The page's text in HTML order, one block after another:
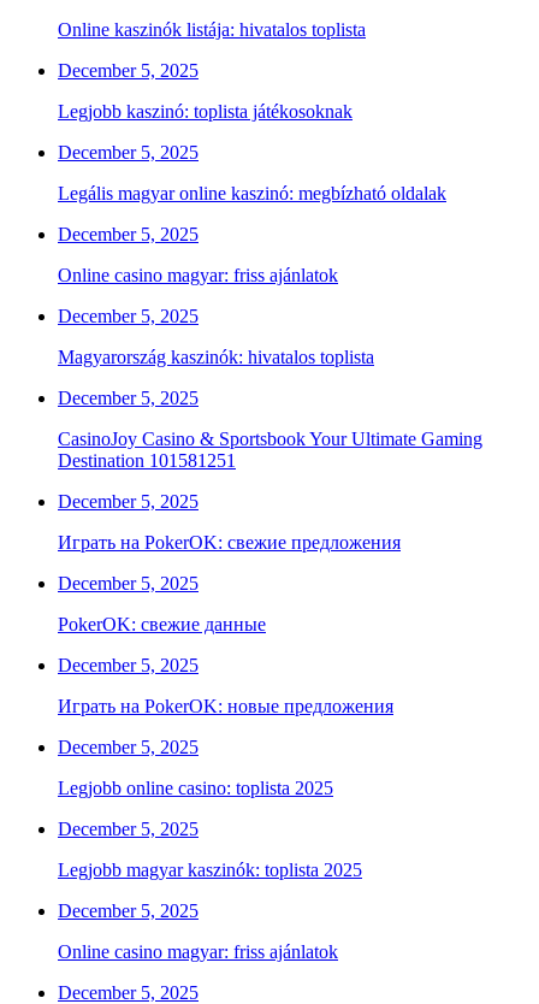
Online kaszinók listája: hivatalos toplista
December 5, 2025
Legjobb kaszinó: toplista játékosoknak
December 5, 2025
Legális magyar online kaszinó: megbízható oldalak
December 5, 2025
Online casino magyar: friss ajánlatok
December 5, 2025
Magyarország kaszinók: hivatalos toplista
December 5, 2025
CasinoJoy Casino & Sportsbook Your Ultimate Gaming
Destination 101581251
December 5, 2025
Играть на PokerOK: свежие предложения
December 5, 2025
PokerOK: свежие данные
December 5, 2025
Играть на PokerOK: новые предложения
December 5, 2025
Legjobb online casino: toplista 2025
December 5, 2025
Legjobb magyar kaszinók: toplista 2025
December 5, 2025
Online casino magyar: friss ajánlatok
December 5, 2025